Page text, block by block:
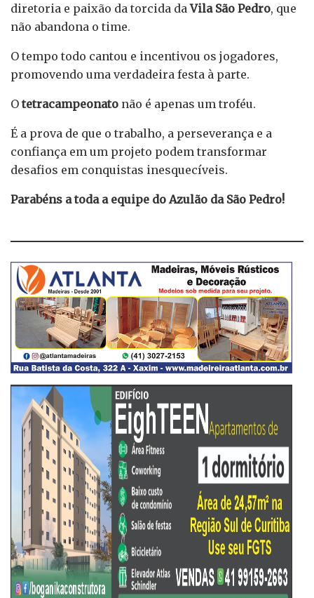
diretoria e paixão da torcida daVila São Pedro, que
não abandona o time.
O tempo todo cantou e incentivou os jogadores,
promovendo uma verdadeira festa à parte.
Otetracampeonato não é apenas um troféu.
É a prova de que o trabalho, a perseverança e a
confiança em um projeto podem transformar
desafios em conquistas inesquecíveis.
Parabéns a toda a equipe do Azulão da São Pedro!